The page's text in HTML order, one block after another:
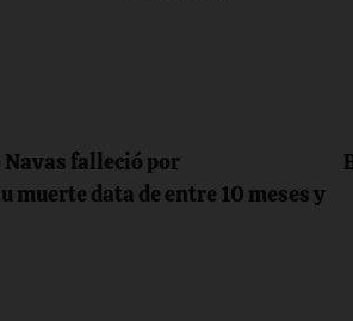
falleció por
data de entre 10 meses y